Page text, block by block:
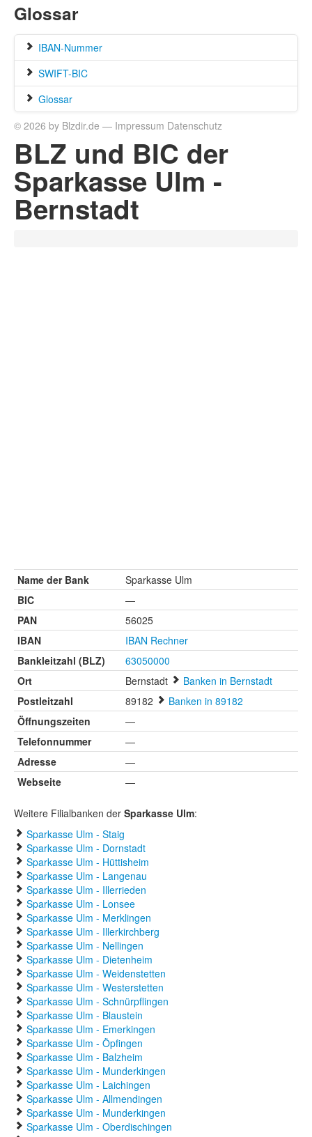
Glossar
IBAN-Nummer
SWIFT-BIC
Glossar
© 2026 by Blzdir.de — Impressum Datenschutz
BLZ und BIC der
Sparkasse Ulm -
Bernstadt
Name der Bank
Sparkasse Ulm
BIC
—
PAN
56025
IBAN
IBAN Rechner
Bankleitzahl (BLZ)
63050000
Ort
Bernstadt
Banken in Bernstadt
Postleitzahl
89182
Banken in 89182
Öffnungszeiten
—
Telefonnummer
—
Adresse
—
Webseite
—
Weitere Filialbanken der Sparkasse Ulm:
Sparkasse Ulm - Staig
Sparkasse Ulm - Dornstadt
Sparkasse Ulm - Hüttisheim
Sparkasse Ulm - Langenau
Sparkasse Ulm - Illerrieden
Sparkasse Ulm - Lonsee
Sparkasse Ulm - Merklingen
Sparkasse Ulm - Illerkirchberg
Sparkasse Ulm - Nellingen
Sparkasse Ulm - Dietenheim
Sparkasse Ulm - Weidenstetten
Sparkasse Ulm - Westerstetten
Sparkasse Ulm - Schnürpflingen
Sparkasse Ulm - Blaustein
Sparkasse Ulm - Emerkingen
Sparkasse Ulm - Öpfingen
Sparkasse Ulm - Balzheim
Sparkasse Ulm - Munderkingen
Sparkasse Ulm - Laichingen
Sparkasse Ulm - Allmendingen
Sparkasse Ulm - Munderkingen
Sparkasse Ulm - Oberdischingen